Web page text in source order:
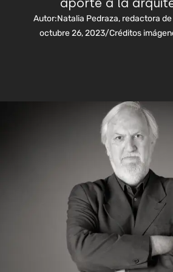
aporte a la
Autor:Natalia Pedraza, redactora
octubre 26, 2023/Créditos